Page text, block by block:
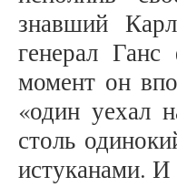
знавший
генерал
момент он
«один уехал
столь
истуканами. И